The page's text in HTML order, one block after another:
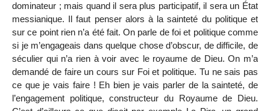
dominateur ; mais quand il sera plus participatif, il sera un État
messianique. Il faut penser alors à la sainteté du politique et
sur ce point rien n’a été fait. On parle de foi et politique comme
si je m’engageais dans quelque chose d’obscur, de difficile, de
séculier qui n’a rien à voir avec le royaume de Dieu. On m’a
demandé de faire un cours sur Foi et politique. Tu ne sais pas
ce que je vais faire ! Eh bien je vais parler de la sainteté, de
l’engagement politique, constructeur du Royaume de Dieu.